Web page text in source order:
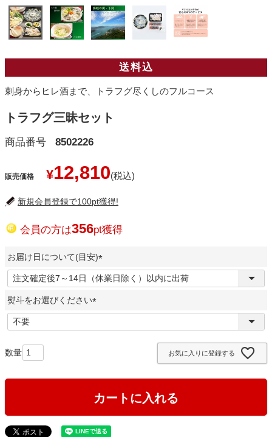
送料込
刺身からヒレ酒まで、トラフグ尽くしのフルコース
トラフグ三昧セット
商品番号 8502226
販売価格 ¥12,810
新規会員登録で100pt獲得!
会員の方は356pt獲得
お届け日について(目安)
(
必
)
熨斗をお選びください
必
お気に入りに登録する
カートに入れる